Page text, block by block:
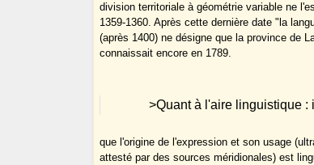
division territoriale à géométrie variable ne
1359-1360. Après cette dernière date "la
(après 1400) ne désigne que la province de
connaissait encore en 1789.
>Quant à l'aire linguistique :
que l'origine de l'expression et son usage
attesté par des sources méridionales) est